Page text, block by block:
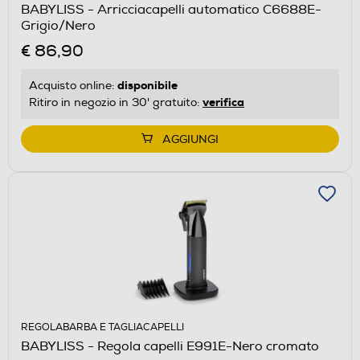
BABYLISS - Arricciacapelli automatico C6688E-
Grigio/Nero
€ 86,90
Acquisto online: disponibile
Ritiro in negozio in 30' gratuito: verifica
AGGIUNGI
REGOLABARBA E TAGLIACAPELLI
BABYLISS - Regola capelli E991E-Nero cromato